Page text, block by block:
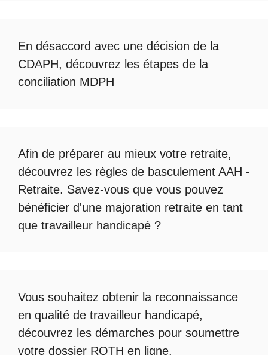
En désaccord avec une décision de la
CDAPH, découvrez les étapes de la
conciliation MDPH
Afin de préparer au mieux votre retraite,
découvrez les règles de basculement AAH -
Retraite. Savez-vous que vous pouvez
bénéficier d'une majoration retraite en tant
que travailleur handicapé ?
Vous souhaitez obtenir la reconnaissance
en qualité de travailleur handicapé,
découvrez les démarches pour soumettre
votre dossier RQTH en ligne.